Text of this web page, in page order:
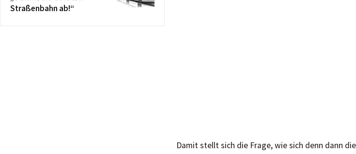
Damit stellt sich die Frage, wie sich denn dann
Straßenbahn ab!“